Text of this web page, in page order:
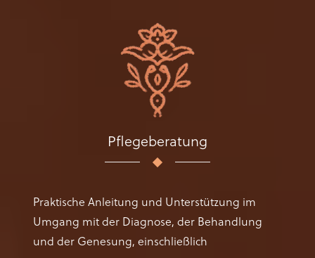
Pflegeberatung
Praktische Anleitung und Unterstützung im
Umgang mit der Diagnose, der Behandlung
und der Genesung, einschließlich